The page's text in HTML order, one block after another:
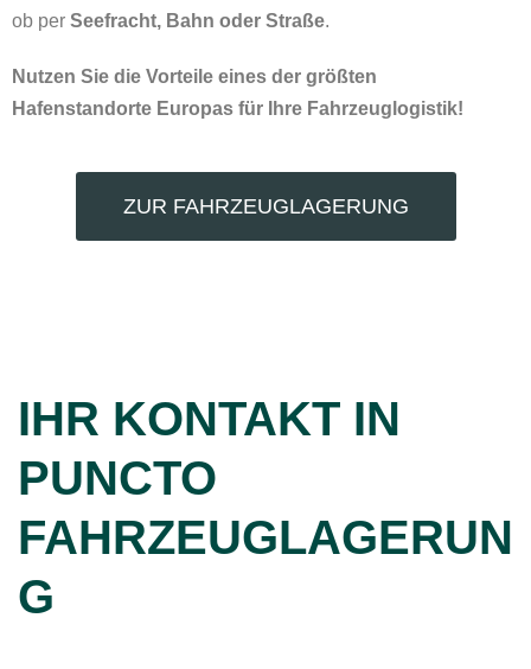
ob per Seefracht, Bahn oder Straße.
Nutzen Sie die Vorteile eines der größten
Hafenstandorte Europas für Ihre Fahrzeuglogistik!
ZUR FAHRZEUGLAGERUNG
IHR KONTAKT IN
PUNCTO
FAHRZEUGLAGERUN
G